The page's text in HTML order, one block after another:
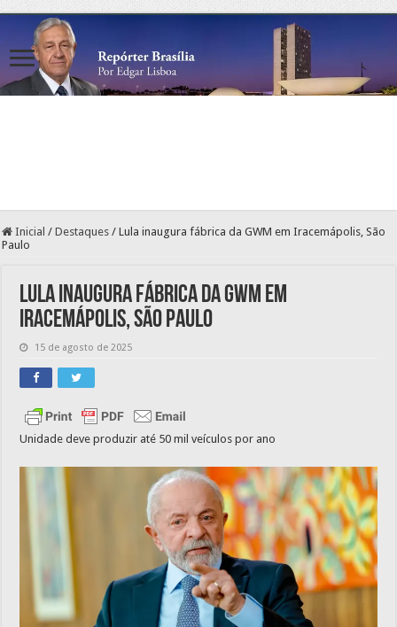
Inicial / Destaques / Lula inaugura fábrica da GWM em Iracemápolis, São
Paulo
Lula inaugura fábrica da GWM em
Iracemápolis, São Paulo
15 de agosto de 2025
Unidade deve produzir até 50 mil veículos por ano